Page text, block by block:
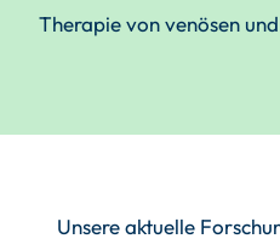
Therapie von venösen
Unsere aktuelle